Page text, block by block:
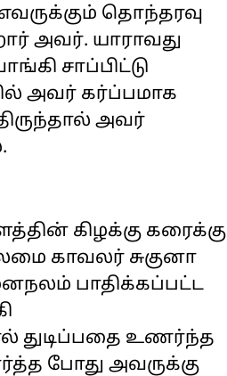
தொந்தரவு
அவர். யாராவது
சாப்பிட்டு
அவர் கர்ப்பமாக
அவர்
கிழக்கு கரைக்கு
காவலர் சுகுனா
பாதிக்கப்பட்ட
துடிப்பதை உணர்ந்த
போது அவருக்கு